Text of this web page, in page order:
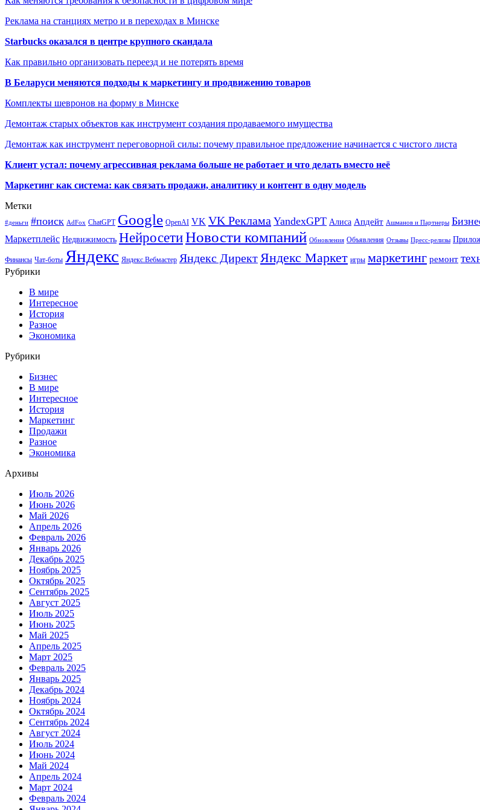
Реклама на станциях метро и в переходах в Минске
Starbucks оказался в центре крупного скандала
Как правильно организовать переезд и не потерять время
В Беларуси меняются подходы к маркетингу и продвижению товаров
Комплекты шевронов на форму в Минске
Демонтаж старых объектов как инструмент создания продаваемого имущества
Демонтаж как инструмент переговорной силы: почему правильное предложение начинается с чистого листа
Клиент устал: почему агрессивная реклама больше не работает и что делать вместо неё
Маркетинг как система: как связать продажи, аналитику и контент в одну модель
Метки
#деньги #поиск AdFox ChatGPT Google OpenAI VK VK Реклама YandexGPT Алиса Апдейт Ашманов и Партнеры
Маркетплейс Недвижимость НейросетиНовости компаний Обновления Объявления Отзывы Пресс-релизы
Финансы Чат-боты Яндекс Яндекс.Вебмастер Яндекс Директ Яндекс Маркет игры маркетинг ремонт
Рубрики
В мире
Интересное
История
Разное
Экономика
Рубрики
Бизнес
В мире
Интересное
История
Маркетинг
Продажи
Разное
Экономика
Архивы
Июль 2026
Июнь 2026
Май 2026
Апрель 2026
Февраль 2026
Январь 2026
Декабрь 2025
Ноябрь 2025
Октябрь 2025
Сентябрь 2025
Август 2025
Июль 2025
Июнь 2025
Май 2025
Апрель 2025
Март 2025
Февраль 2025
Январь 2025
Декабрь 2024
Ноябрь 2024
Октябрь 2024
Сентябрь 2024
Август 2024
Июль 2024
Июнь 2024
Май 2024
Апрель 2024
Март 2024
Февраль 2024